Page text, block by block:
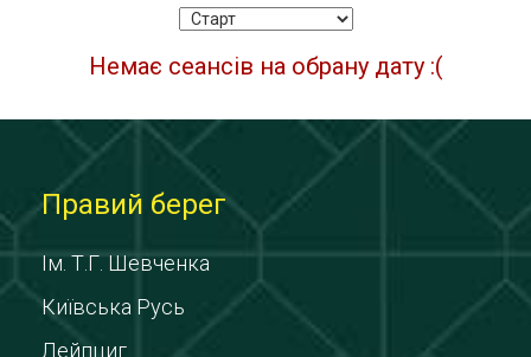
Немає сеансів на обрану дату :(
Правий берег
Ім. Т.Г. Шевченка
Київська Русь
Лейпциг